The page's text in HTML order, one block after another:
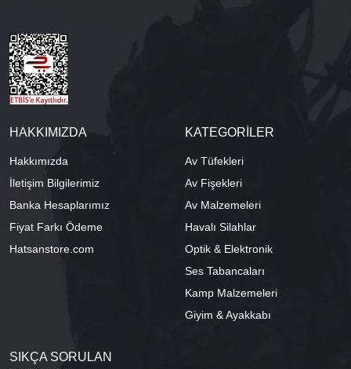
HAKKIMIZDA
Hakkımızda
İletişim Bilgilerimiz
Banka Hesaplarımız
Fiyat Farkı Ödeme
Hatsanstore.com
KATEGORİLER
Av Tüfekleri
Av Fişekleri
Av Malzemeleri
Havalı Silahlar
Optik & Elektronik
Ses Tabancaları
Kamp Malzemeleri
Giyim & Ayakkabı
SIKÇA SORULAN